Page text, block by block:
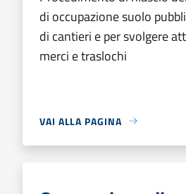
di occupazione suolo
di cantieri e per svolgere
merci e traslochi
VAI ALLA PAGINA